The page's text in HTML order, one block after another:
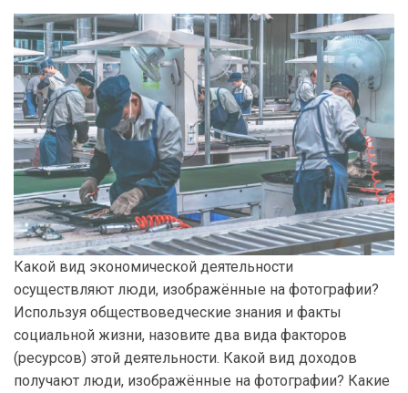
Какой вид экономической деятельности
осуществляют люди, изображённые на фотографии?
Используя обществоведческие знания и факты
социальной жизни, назовите два вида факторов
(ресурсов) этой деятельности. Какой вид доходов
получают люди, изображённые на фотографии? Какие